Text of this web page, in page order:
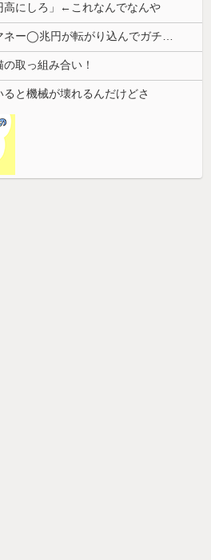
高にしろ」←これなんでなんや
【速報】秋田県、オイルマネー◯兆円が転がり込んでガチで東北最強へ
取っ組み合い！
ると機械が壊れるんだけどさ